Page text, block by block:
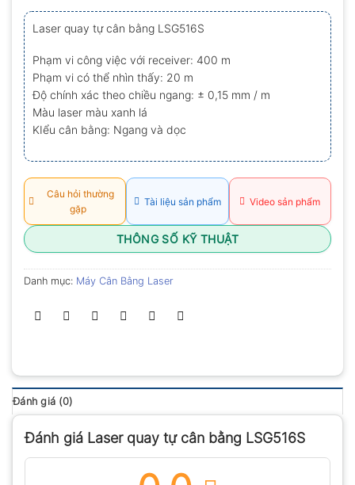
xếp
hạng
0.0
5
sao
Laser quay tự cân bằng LSG516S
Phạm vi công việc với receiver: 400 m
Phạm vi có thể nhìn thấy: 20 m
Độ chính xác theo chiều ngang: ± 0,15 mm / m
Màu laser màu xanh lá
KIểu cân bằng: Ngang và dọc
Câu hỏi thường
gặp
Tài liệu sản phẩm Video sản phẩm
THÔNG SỐ KỸ THUẬT
Danh mục: Máy Cân Bằng Laser
Đánh giá (0)
Đánh giá Laser quay tự cân bằng LSG516S